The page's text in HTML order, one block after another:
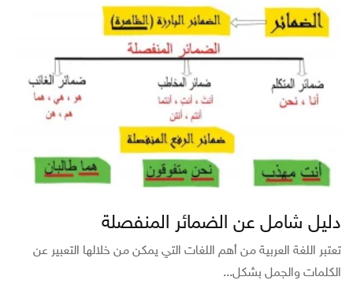
دليل شامل عن الضمائر المنفصلة
تعتبر اللغة العربية من أهم اللغات التي يمكن من خلالها التعبير عن
الكلمات والجمل بشكل...